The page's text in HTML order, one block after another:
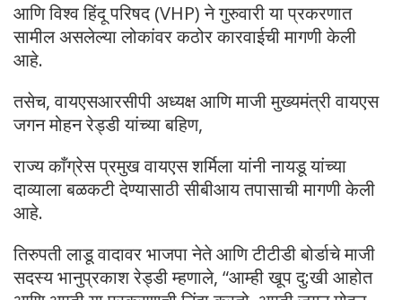
आणि विश्व हिंदू परिषद (VHP) ने गुरुवारी या प्रकरणात
सामील असलेल्या लोकांवर कठोर कारवाईची मागणी केली
आहे.
तसेच, वायएसआरसीपी अध्यक्ष आणि माजी मुख्यमंत्री वायएस
जगन मोहन रेड्डी यांच्या बहिण,
राज्य काँग्रेस प्रमुख वायएस शर्मिला यांनी नायडू यांच्या
दाव्याला बळकटी देण्यासाठी सीबीआय तपासाची मागणी केली
आहे.
तिरुपती लाडू वादावर भाजपा नेते आणि टीटीडी बोर्डाचे माजी
सदस्य भानुप्रकाश रेड्डी म्हणाले, “आम्ही खूप दु:खी आहोत